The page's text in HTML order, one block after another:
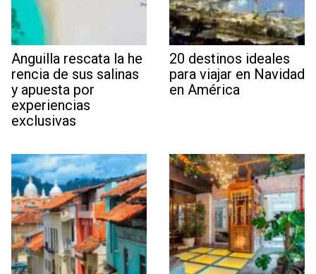
Anguilla rescata la he
rencia de sus salinas
y apuesta por
experiencias
exclusivas
20 destinos ideales
para viajar en Navidad
en América